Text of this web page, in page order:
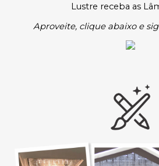
Lustre receba as
Aproveite, clique abaixo e